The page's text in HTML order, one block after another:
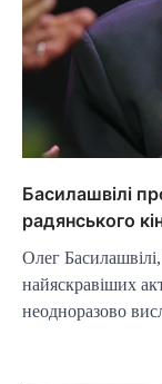
Басилашвілі
радянського
Олег
найяскравіших
неодноразово